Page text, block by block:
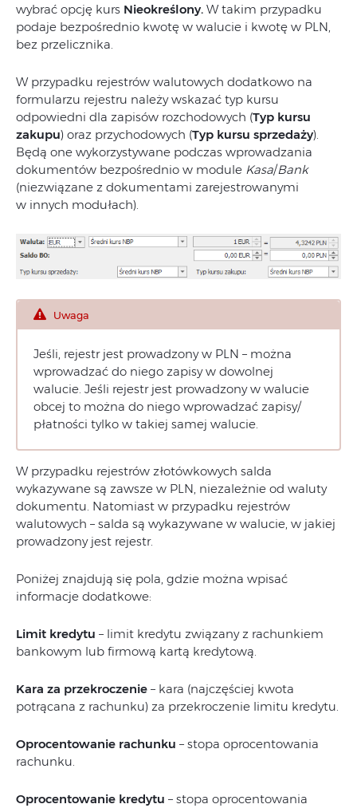
wybrać opcję kurs Nieokreślony. W takim przypadku
podaje bezpośrednio kwotę w walucie i kwotę w PLN,
bez przelicznika.
W przypadku rejestrów walutowych dodatkowo na
formularzu rejestru należy wskazać typ kursu
odpowiedni dla zapisów rozchodowych (Typ kursu
zakupu) oraz przychodowych (Typ kursu sprzedaży).
Będą one wykorzystywane podczas wprowadzania
dokumentów bezpośrednio w module Kasa/Bank
(niezwiązane z dokumentami zarejestrowanymi
w innych modułach).
Uwaga
Jeśli, rejestr jest prowadzony w PLN – można
wprowadzać do niego zapisy w dowolnej
walucie. Jeśli rejestr jest prowadzony w walucie
obcej to można do niego wprowadzać zapisy/
płatności tylko w takiej samej walucie.
W przypadku rejestrów złotówkowych salda
wykazywane są zawsze w PLN, niezależnie od waluty
dokumentu. Natomiast w przypadku rejestrów
walutowych – salda są wykazywane w walucie, w jakiej
prowadzony jest rejestr.
Poniżej znajdują się pola, gdzie można wpisać
informacje dodatkowe:
Limit kredytu – limit kredytu związany z rachunkiem
bankowym lub firmową kartą kredytową.
Kara za przekroczenie – kara (najczęściej kwota
potrącana z rachunku) za przekroczenie limitu kredytu.
Oprocentowanie rachunku – stopa oprocentowania
rachunku.
Oprocentowanie kredytu – stopa oprocentowania